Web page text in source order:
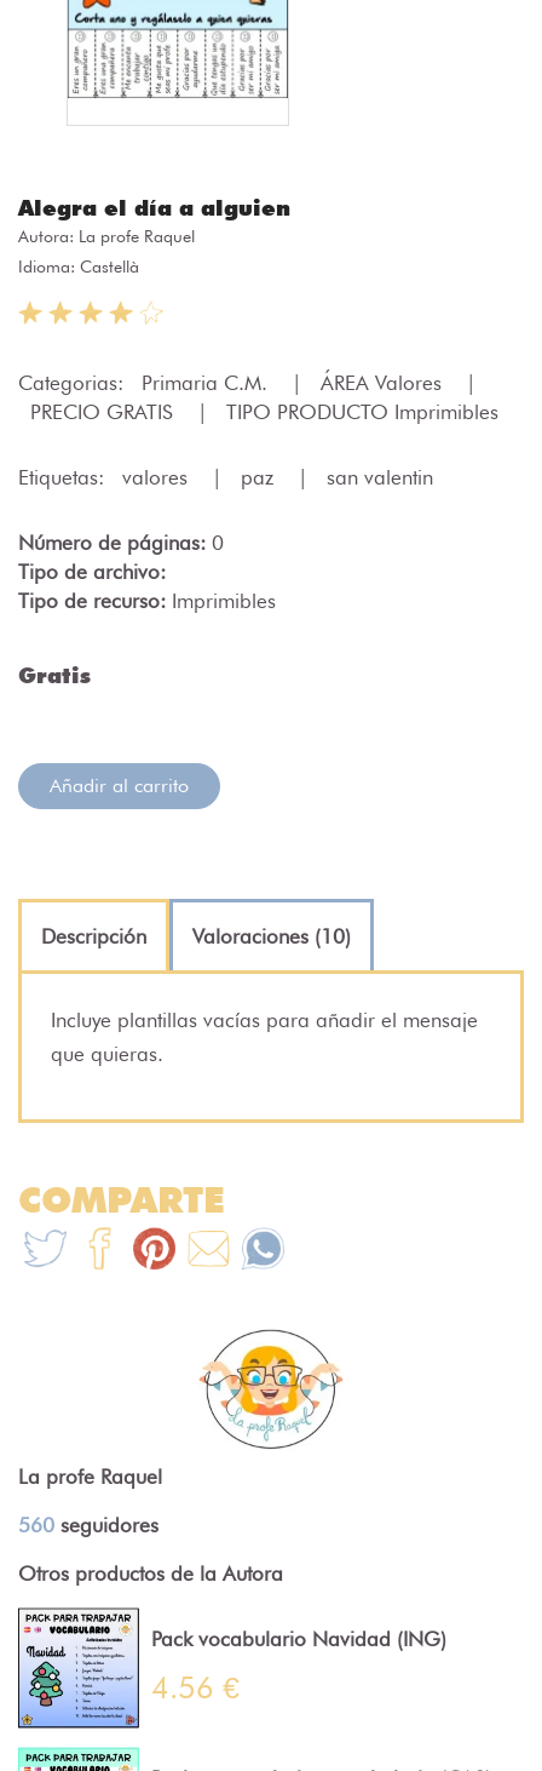
Alegra el día a alguien
Autora: La profe Raquel
Idioma: Castellà
Categorias: Primaria C.M. ÁREA Valores
PRECIO GRATIS
TIPO PRODUCTO Imprimibles
Etiquetas: valores paz san valentin
Número de páginas: 0
Tipo de archivo:
Tipo de recurso: Imprimibles
Gratis
Añadir al carrito
Descripción Valoraciones (10)
Incluye plantillas vacías para añadir el mensaje
que quieras.
COMPARTE
La profe Raquel
560 seguidores
Otros productos de la Autora
Pack vocabulario Navidad (ING)
4.56 €